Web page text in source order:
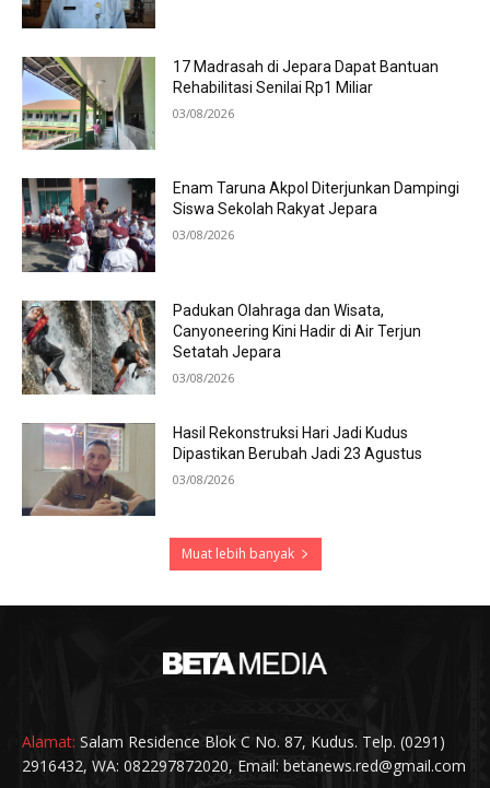
17 Madrasah di Jepara Dapat Bantuan
Rehabilitasi Senilai Rp1 Miliar
03/08/2026
Enam Taruna Akpol Diterjunkan Dampingi
Siswa Sekolah Rakyat Jepara
03/08/2026
Padukan Olahraga dan Wisata,
Canyoneering Kini Hadir di Air Terjun
Setatah Jepara
03/08/2026
Hasil Rekonstruksi Hari Jadi Kudus
Dipastikan Berubah Jadi 23 Agustus
03/08/2026
Muat lebih banyak
Alamat: Salam Residence Blok C No. 87, Kudus. Telp. (0291)
2916432, WA: 082297872020, Email: betanews.red@gmail.com